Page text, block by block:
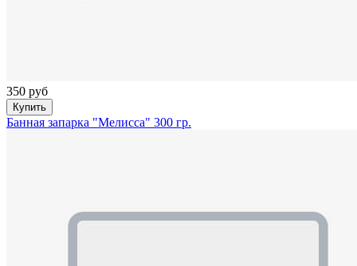
350 руб
Купить
Банная запарка "Мелисса" 300 гр.